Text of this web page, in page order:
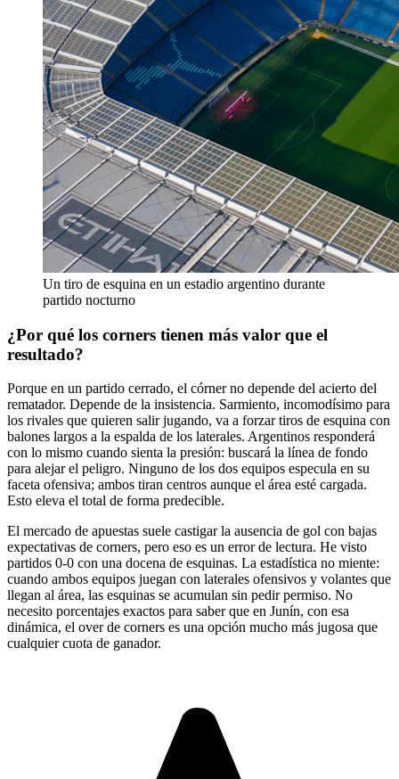
Un tiro de esquina en un estadio argentino durante
partido nocturno
¿Por qué los corners tienen más valor que el
resultado?
Porque en un partido cerrado, el córner no depende del acierto del
rematador. Depende de la insistencia. Sarmiento, incomodísimo para
los rivales que quieren salir jugando, va a forzar tiros de esquina con
balones largos a la espalda de los laterales. Argentinos responderá
con lo mismo cuando sienta la presión: buscará la línea de fondo
para alejar el peligro. Ninguno de los dos equipos especula en su
faceta ofensiva; ambos tiran centros aunque el área esté cargada.
Esto eleva el total de forma predecible.
El mercado de apuestas suele castigar la ausencia de gol con bajas
expectativas de corners, pero eso es un error de lectura. He visto
partidos 0-0 con una docena de esquinas. La estadística no miente:
cuando ambos equipos juegan con laterales ofensivos y volantes que
llegan al área, las esquinas se acumulan sin pedir permiso. No
necesito porcentajes exactos para saber que en Junín, con esa
dinámica, el over de corners es una opción mucho más jugosa que
cualquier cuota de ganador.